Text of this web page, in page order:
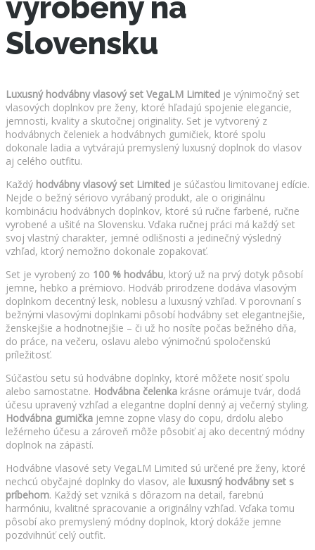
vyrobený na
Slovensku
Luxusný hodvábny vlasový set VegaLM Limited je výnimočný set
vlasových doplnkov pre ženy, ktoré hľadajú spojenie elegancie,
jemnosti, kvality a skutočnej originality. Set je vytvorený z
hodvábnych čeleniek a hodvábnych gumičiek, ktoré spolu
dokonale ladia a vytvárajú premyslený luxusný doplnok do vlasov
aj celého outfitu.
Každý hodvábny vlasový set Limited je súčasťou limitovanej edície.
Nejde o bežný sériovo vyrábaný produkt, ale o originálnu
kombináciu hodvábnych doplnkov, ktoré sú ručne farbené, ručne
vyrobené a ušité na Slovensku. Vďaka ručnej práci má každý set
svoj vlastný charakter, jemné odlišnosti a jedinečný výsledný
vzhľad, ktorý nemožno dokonale zopakovať.
Set je vyrobený zo 100 % hodvábu, ktorý už na prvý dotyk pôsobí
jemne, hebko a prémiovo. Hodváb prirodzene dodáva vlasovým
doplnkom decentný lesk, noblesu a luxusný vzhľad. V porovnaní s
bežnými vlasovými doplnkami pôsobí hodvábny set elegantnejšie,
ženskejšie a hodnotnejšie – či už ho nosíte počas bežného dňa,
do práce, na večeru, oslavu alebo výnimočnú spoločenskú
príležitosť.
Súčasťou setu sú hodvábne doplnky, ktoré môžete nosiť spolu
alebo samostatne. Hodvábna čelenka krásne orámuje tvár, dodá
účesu upravený vzhľad a elegantne doplní denný aj večerný styling.
Hodvábna gumička jemne zopne vlasy do copu, drdolu alebo
ležérneho účesu a zároveň môže pôsobiť aj ako decentný módny
doplnok na zápästí.
Hodvábne vlasové sety VegaLM Limited sú určené pre ženy, ktoré
nechcú obyčajné doplnky do vlasov, ale luxusný hodvábny set s
príbehom. Každý set vzniká s dôrazom na detail, farebnú
harmóniu, kvalitné spracovanie a originálny vzhľad. Vďaka tomu
pôsobí ako premyslený módny doplnok, ktorý dokáže jemne
pozdvihnúť celý outfit.